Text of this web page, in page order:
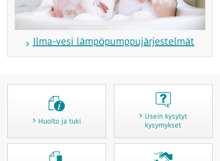
Ilma-vesi lämpöpumppujärjestelmät
Huolto ja tuki
Usein kysytyt
kysymykset